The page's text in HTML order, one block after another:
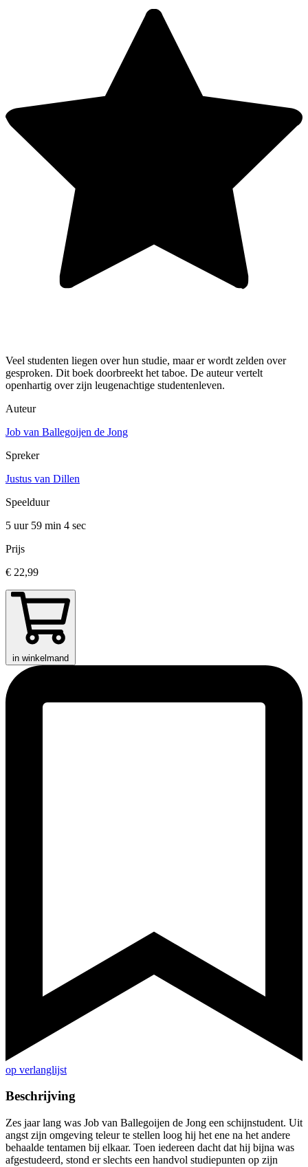
Veel studenten liegen over hun studie, maar er wordt zelden over
gesproken. Dit boek doorbreekt het taboe. De auteur vertelt
openhartig over zijn leugenachtige studentenleven.
Auteur
Job van Ballegoijen de Jong
Spreker
Justus van Dillen
Speelduur
5 uur 59 min 4 sec
Prijs
€ 22,99
in winkelmand
op verlanglijst
Beschrijving
Zes jaar lang was Job van Ballegoijen de Jong een schijnstudent. Uit
angst zijn omgeving teleur te stellen loog hij het ene na het andere
behaalde tentamen bij elkaar. Toen iedereen dacht dat hij bijna was
afgestudeerd, stond er slechts een handvol studiepunten op zijn